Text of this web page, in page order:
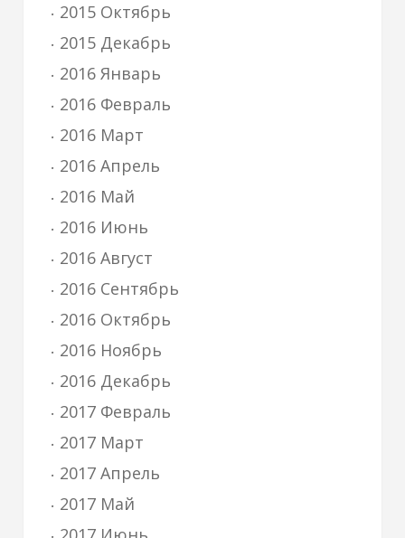
2015 Октябрь
2015 Декабрь
2016 Январь
2016 Февраль
2016 Март
2016 Апрель
2016 Май
2016 Июнь
2016 Август
2016 Сентябрь
2016 Октябрь
2016 Ноябрь
2016 Декабрь
2017 Февраль
2017 Март
2017 Апрель
2017 Май